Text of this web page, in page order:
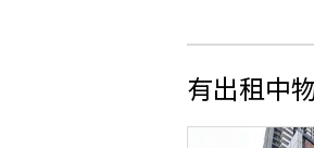
有出租中